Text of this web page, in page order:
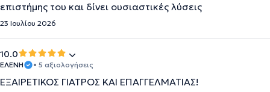
επιστήμης του και δίνει ουσιαστικές λύσεις
23 Ιουλίου 2026
10.0
ΕΛΕΝΗ • 5 αξιολογήσεις
ΕΞΑΙΡΕΤΙΚΟΣ ΓΙΑΤΡΟΣ ΚΑΙ ΕΠΑΓΓΕΛΜΑΤΙΑΣ!